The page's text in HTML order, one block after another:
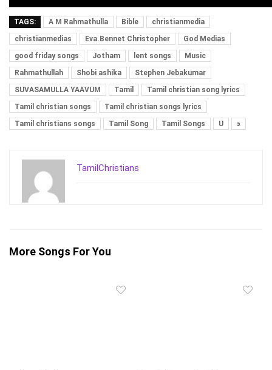
TAGS: A M Rahmathulla Bible
christianmedia
christianmedias
Eva.Bennet Christopher
God Medias
good friday songs
Jotham lent songs
Music
Rahmathullah
Shobi ashika
Stephen Jebakumar
SUVASAMULLA YAAVUM
Tamil
Tamil christian song lyrics
Tamil christian songs
Tamil christian songs lyrics
Tamil christians songs
Tamil Song Tamil Songs U உ
TamilChristians
More Songs For You